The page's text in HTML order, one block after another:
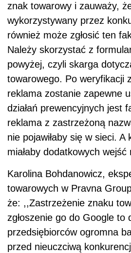
znak towarowy i zauważy,
wykorzystywany przez
również może zgłosić ten
Należy skorzystać z
powyżej, czyli skarga
towarowego. Po weryfikacji
reklama zostanie zapewne
działań prewencyjnych jest
reklama z zastrzeżoną
nie pojawiłaby się w sieci. A
miałaby dodatkowych
Karolina Bohdanowicz,
towarowych w Pravna
że: ,,Zastrzeżenie znaku
zgłoszenie go do Google to
przedsiębiorców ogromna
przed nieuczciwą